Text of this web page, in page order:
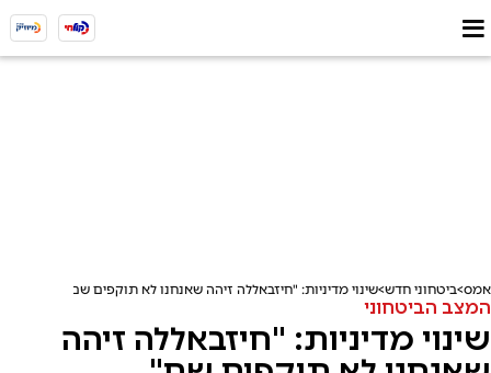
אמס ביטחוני חדש שינוי מדיניות: "חיזבאללה זיהה שאנחנו לא תוקפים שם"
המצב הביטחוני
שינוי מדיניות: "חיזבאללה זיהה